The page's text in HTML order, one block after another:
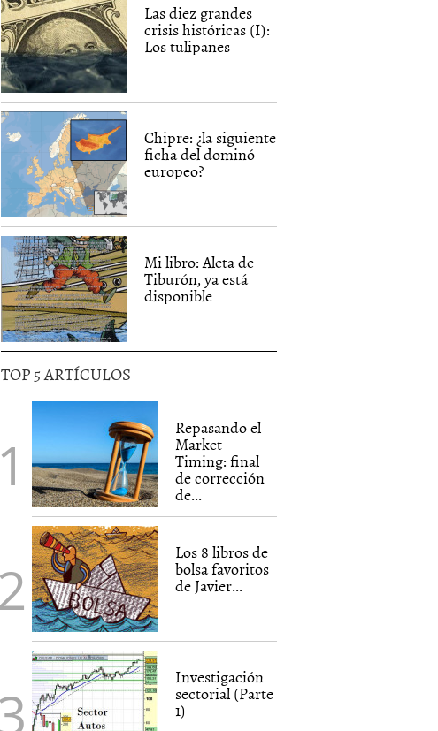
Las diez grandes
crisis históricas (I):
Los tulipanes
Chipre: ¿la siguiente
ficha del dominó
europeo?
Mi libro: Aleta de
Tiburón, ya está
disponible
TOP 5 ARTÍCULOS
Repasando el
Market
Timing: final
de corrección
de...
Los 8 libros de
bolsa favoritos
de Javier...
Investigación
sectorial (Parte
1)